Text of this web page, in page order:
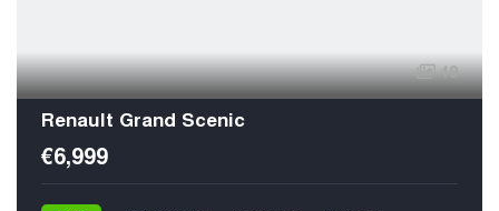
19
Renault Grand Scenic
€6,999